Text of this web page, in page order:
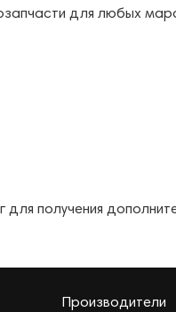
для любых
для получения
Производители